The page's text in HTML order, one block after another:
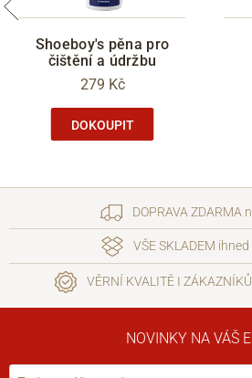
Shoeboy's pěna pro
čištění a údržbu
279 Kč
DOKOUPIT
DOPRAVA ZDARMA
VŠE SKLADEM
VĚRNÍ KVALITĚ I
NOVINKY NA VÁŠ